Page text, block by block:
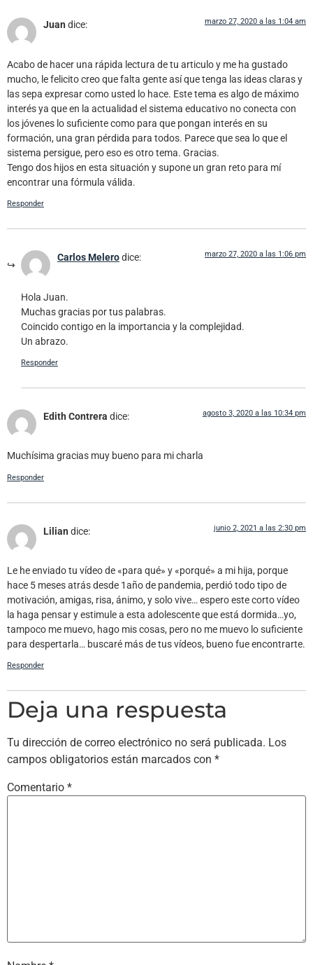
Juan dice: marzo 27, 2020 a las 1:04 am
Acabo de hacer una rápida lectura de tu articulo y me ha gustado
mucho, le felicito creo que falta gente así que tenga las ideas claras y
las sepa expresar como usted lo hace. Este tema es algo de máximo
interés ya que en la actualidad el sistema educativo no conecta con
los jóvenes lo suficiente como para que pongan interés en su
formación, una gran pérdida para todos. Parece que sea lo que el
sistema persigue, pero eso es otro tema. Gracias.
Tengo dos hijos en esta situación y supone un gran reto para mí
encontrar una fórmula válida.
Responder
Carlos Melerodice: marzo 27, 2020 a las 1:06 pm
Hola Juan.
Muchas gracias por tus palabras.
Coincido contigo en la importancia y la complejidad.
Un abrazo.
Responder
Edith Contrera dice: agosto 3, 2020 a las 10:34 pm
Muchísima gracias muy bueno para mi charla
Responder
Lilian dice: junio 2, 2021 a las 2:30 pm
Le he enviado tu vídeo de «para qué» y «porqué» a mi hija, porque
hace 5 meses atrás desde 1año de pandemia, perdió todo tipo de
motivación, amigas, risa, ánimo, y solo vive… espero este corto vídeo
la haga pensar y estimule a esta adolescente que está dormida…yo,
tampoco me muevo, hago mis cosas, pero no me muevo lo suficiente
para despertarla… buscaré más de tus vídeos, bueno fue encontrarte.
Responder
Deja una respuesta
Tu dirección de correo electrónico no será publicada. Los
campos obligatorios están marcados con *
Comentario *